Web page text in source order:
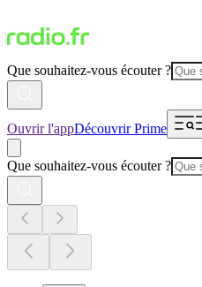
Que souhaitez-vous écouter ?
Ouvrir l'appDécouvrir Prime
Que souhaitez-vous écouter ?